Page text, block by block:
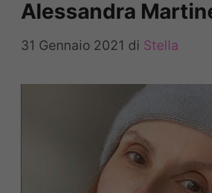
Alessandra
31 Gennaio 2021 di Stella